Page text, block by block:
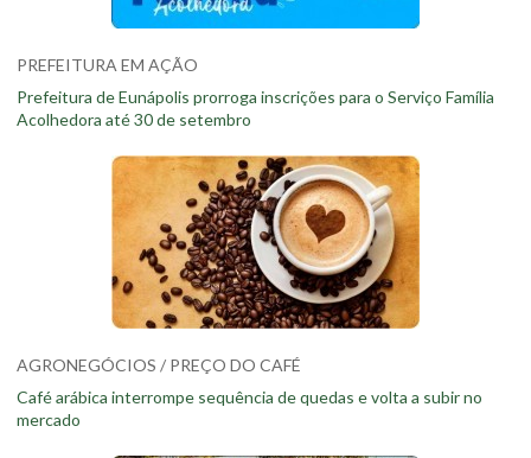
PREFEITURA EM AÇÃO
Prefeitura de Eunápolis prorroga inscrições para o Serviço Família
Acolhedora até 30 de setembro
AGRONEGÓCIOS / PREÇO DO CAFÉ
Café arábica interrompe sequência de quedas e volta a subir no
mercado